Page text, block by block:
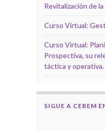
Revitalización de
Curso Virtual:
Curso Virtual:
Prospectiva, su
táctica y operativa.
SIGUE A CEBEM